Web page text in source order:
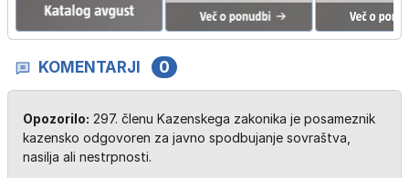
KOMENTARJI 0
Opozorilo: 297. členu Kazenskega zakonika je posameznik
kazensko odgovoren za javno spodbujanje sovraštva,
nasilja ali nestrpnosti.